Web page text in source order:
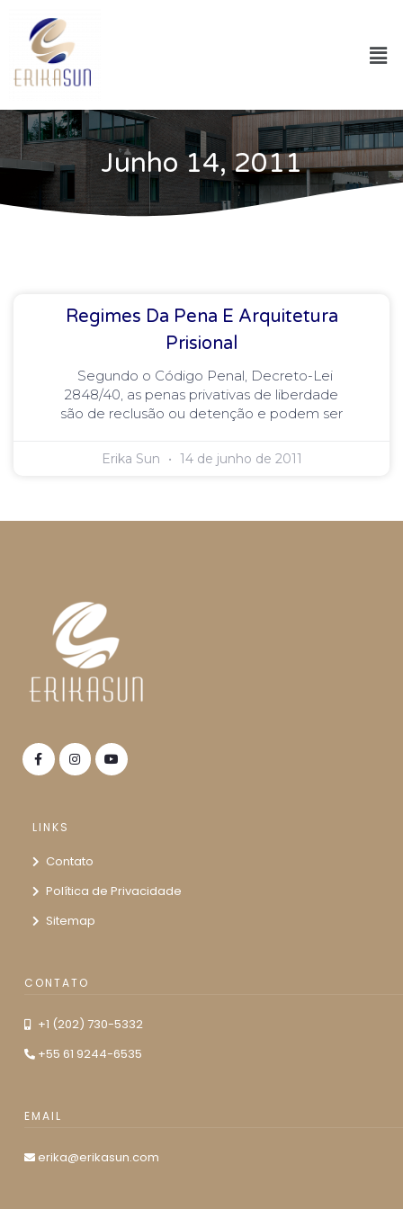
Junho 14, 2011
Regimes Da Pena E Arquitetura
Prisional
Segundo o Código Penal, Decreto-Lei
2848/40, as penas privativas de liberdade
são de reclusão ou detenção e podem ser
Erika Sun 14 de junho de 2011
LINKS
Contato
Política de Privacidade
Sitemap
CONTATO
+1 (202) 730-5332
+55 61 9244-6535
EMAIL
erika@erikasun.com